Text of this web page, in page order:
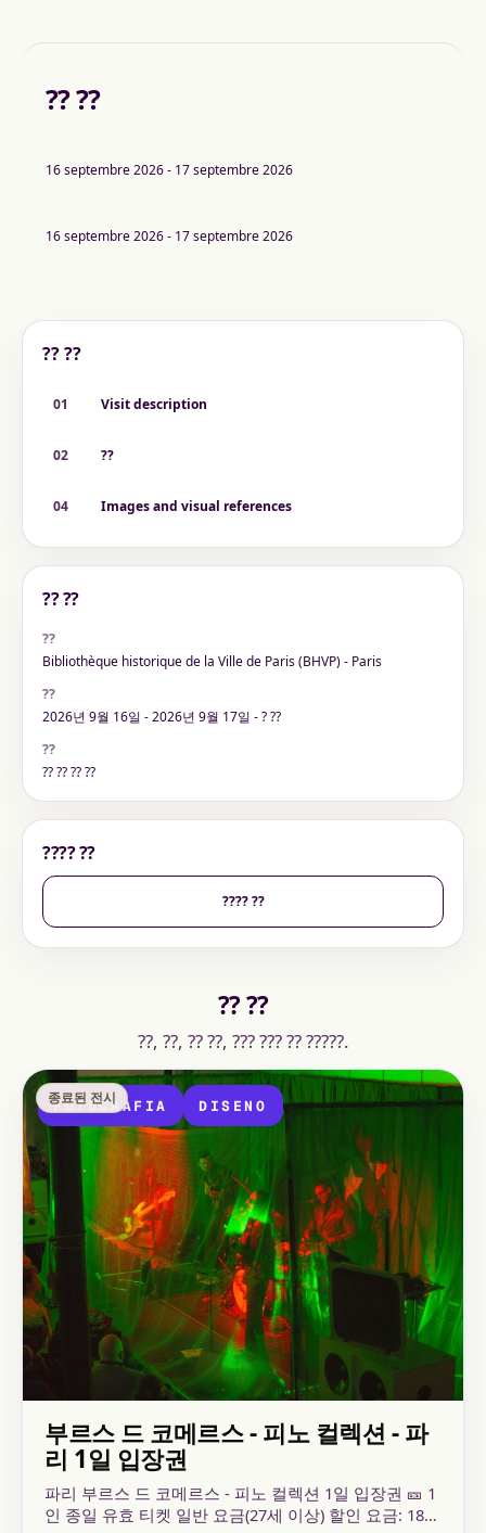
?? ??
16 septembre 2026 - 17 septembre 2026
16 septembre 2026 - 17 septembre 2026
?? ??
01 Visit description
02 ??
04 Images and visual references
?? ??
??
Bibliothèque historique de la Ville de Paris (BHVP) - Paris
??
2026년 9월 16일 - 2026년 9월 17일 - ? ??
??
?? ?? ?? ??
???? ??
???? ??
?? ??
??, ??, ?? ??, ??? ??? ?? ?????.
종료된 전시
FOTOGRAFIA DISENO
부르스 드 코메르스 - 피노 컬렉션 - 파
리 1일 입장권
파리 부르스 드 코메르스 - 피노 컬렉션 1일 입장권 🎫 1
인 종일 유효 티켓 일반 요금(27세 이상) 할인 요금: 18-